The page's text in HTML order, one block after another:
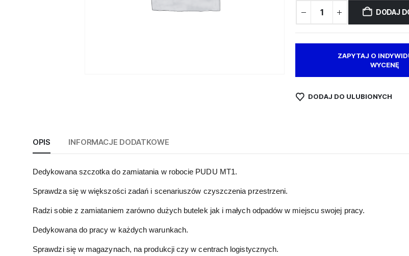
DODAJ
ZAPYTAJ O
WYCENĘ
DODAJ DO ULUBIONYCH
OPIS INFORMACJE DODATKOWE
Dedykowana szczotka do zamiatania w robocie PUDU MT1.
Sprawdza się w większości zadań i scenariuszów czyszczenia przestrzeni.
Radzi sobie z zamiataniem zarówno dużych butelek jak i małych odpadów w miejscu swojej pracy.
Dedykowana do pracy w każdych warunkach.
Sprawdzi się w magazynach, na produkcji czy w centrach logistycznych.